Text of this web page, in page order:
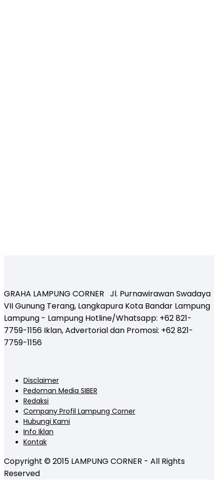
GRAHA LAMPUNG CORNER Jl. Purnawirawan Swadaya
VII Gunung Terang, Langkapura Kota Bandar Lampung
Lampung - Lampung Hotline/Whatsapp: +62 821-
7759-1156 Iklan, Advertorial dan Promosi: +62 821-
7759-1156
Disclaimer
Pedoman Media SIBER
Redaksi
Company Profil Lampung Corner
Hubungi Kami
Info Iklan
Kontak
Copyright © 2015 LAMPUNG CORNER - All Rights
Reserved